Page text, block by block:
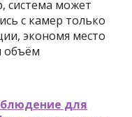
система может
с камер только
экономя место
объём
для